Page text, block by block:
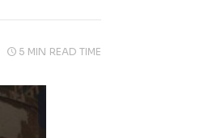
5 MIN READ TIME